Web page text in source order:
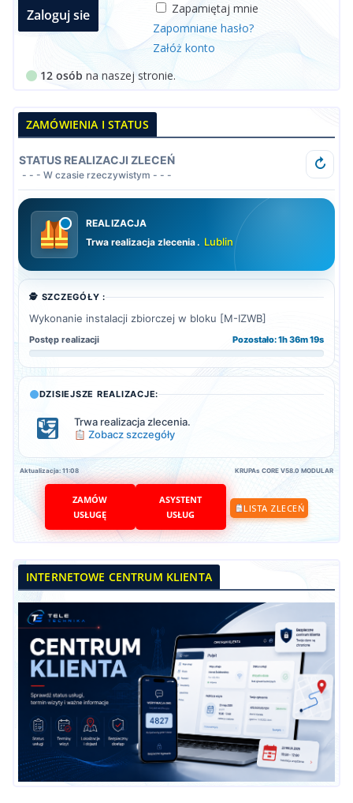
Zapamiętaj mnie
Zapomniane hasło?
Załóż konto
12 osób na naszej stronie.
ZAMÓWIENIA I STATUS
STATUS REALIZACJI ZLECEŃ
- - - W czasie rzeczywistym - - -
↻
REALIZACJA
Trwa realizacja zlecenia
Lublin
🕵️ SZCZEGÓŁY :
Wykonanie instalacji zbiorczej w bloku [M-IZWB]
Postęp realizacji Pozostało: 1h 36m 18s
DZISIEJSZE REALIZACJE:
Trwa realizacja zlecenia.
Zobacz szczegóły
Aktualizacja: 11:08 KRUPAs CORE V58.0 MODULAR
ZAMÓW
USŁUGĘ
ASYSTENT
USŁUG
LISTA ZLECEŃ
INTERNETOWE CENTRUM KLIENTA